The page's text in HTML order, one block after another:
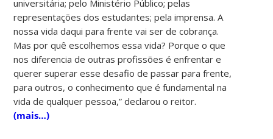
universitária; pelo Ministério Público; pelas
representações dos estudantes; pela imprensa. A
nossa vida daqui para frente vai ser de cobrança.
Mas por quê escolhemos essa vida? Porque o que
nos diferencia de outras profissões é enfrentar e
querer superar esse desafio de passar para frente,
para outros, o conhecimento que é fundamental na
vida de qualquer pessoa,” declarou o reitor.
(mais…)